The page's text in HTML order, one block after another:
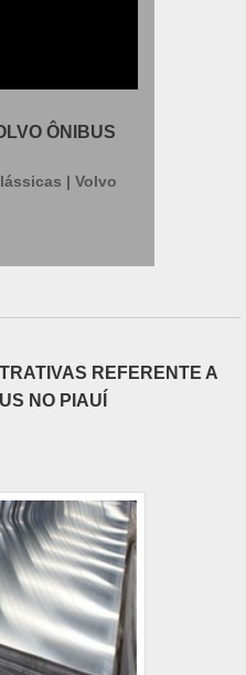
ÔNIBUS
| Volvo
REFERENTE A
NO PIAUÍ